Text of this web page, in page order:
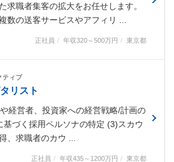
求職者集客の拡大をお任せします。
数の送客サービスやアフィリ ...
正社員 年収320～500万円 東京都
ティブ
リスト
経営者、投資家への経営戦略/計画の
基づく採用ペルソナの特定 (3)スカウ
、求職者のカウ ...
正社員 年収435～1200万円 東京都